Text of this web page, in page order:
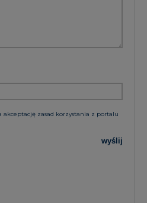
akceptację zasad korzystania z portalu
wyślij